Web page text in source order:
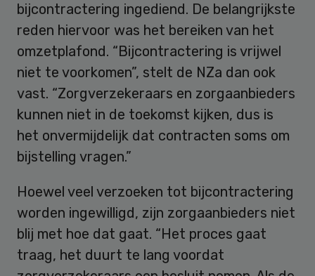
bijcontractering ingediend. De belangrijkste
reden hiervoor was het bereiken van het
omzetplafond. “Bijcontractering is vrijwel
niet te voorkomen”, stelt de NZa dan ook
vast. “Zorgverzekeraars en zorgaanbieders
kunnen niet in de toekomst kijken, dus is
het onvermijdelijk dat contracten soms om
bijstelling vragen.”
Hoewel veel verzoeken tot bijcontractering
worden ingewilligd, zijn zorgaanbieders niet
blij met hoe dat gaat. “Het proces gaat
traag, het duurt te lang voordat